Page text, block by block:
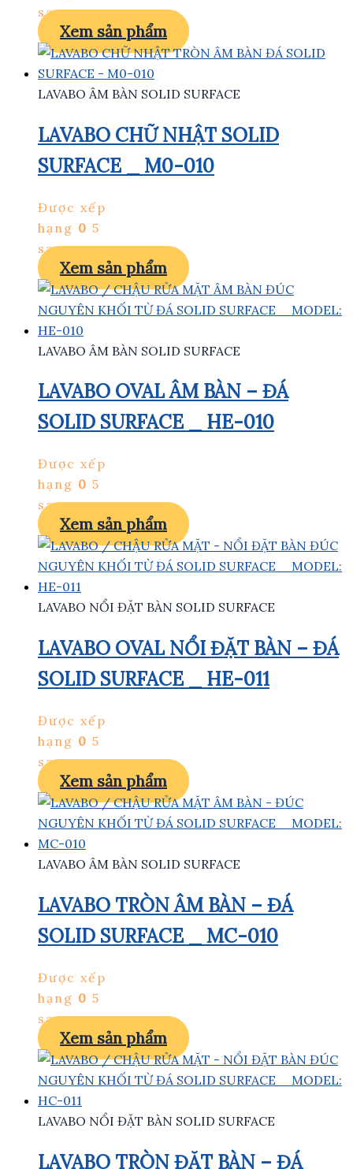
sao
Xem sản phẩm
LAVABO ÂM BÀN SOLID SURFACE
LAVABO CHỮ NHẬT SOLID
SURFACE _ M0-010
Được xếp
hạng 0 5
sao
Xem sản phẩm
LAVABO ÂM BÀN SOLID SURFACE
LAVABO OVAL ÂM BÀN – ĐÁ
SOLID SURFACE _ HE-010
Được xếp
hạng 0 5
sao
Xem sản phẩm
LAVABO NỔI ĐẶT BÀN SOLID SURFACE
LAVABO OVAL NỔI ĐẶT BÀN – ĐÁ
SOLID SURFACE _ HE-011
Được xếp
hạng 0 5
sao
Xem sản phẩm
LAVABO ÂM BÀN SOLID SURFACE
LAVABO TRÒN ÂM BÀN – ĐÁ
SOLID SURFACE _ MC-010
Được xếp
hạng 0 5
sao
Xem sản phẩm
LAVABO NỔI ĐẶT BÀN SOLID SURFACE
LAVABO TRÒN ĐẶT BÀN – ĐÁ